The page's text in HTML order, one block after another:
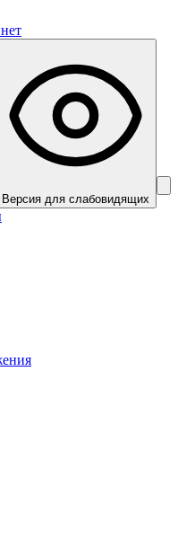
Версия для слабовидящих